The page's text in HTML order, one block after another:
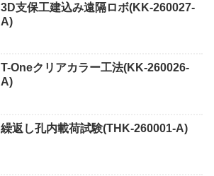
3D支保工建込み遠隔ロボ(KK-260027-
A)
T-Oneクリアカラー工法(KK-260026-
A)
繰返し孔内載荷試験(THK-260001-A)